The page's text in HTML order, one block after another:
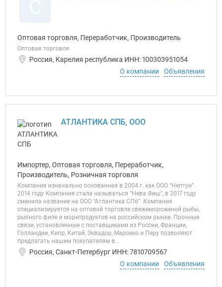
Оптовая торговля, Переработчик, Производитель
Оптовая торговля
Россия, Карелия республика ИНН: 100303951054
О компании
Объявления
АТЛАНТИКА СПБ, ООО
Импортер, Оптовая торговля, Переработчик,
Производитель, Розничная торговля
Компания изначально основанная в 2004 г. как ООО “Нептун” .
2014 году Компания стала называться “Нева Фиш”, в 2017 году
сменила название на ООО “Атлантика СПб”. Компания
специализируется на оптовой торговле свежемороженой рыбы,
рыбного филе и морепродуктов на российском рынке. Прочные
связи, установленные с поставщиками из России, Франции,
Голландии, Кипр, Китай, Эквадор, Марокко и Перу позволяют
предлагать нашим покупателям в...
Россия, Санкт-Петербург ИНН: 7810709567
О компании
Объявления